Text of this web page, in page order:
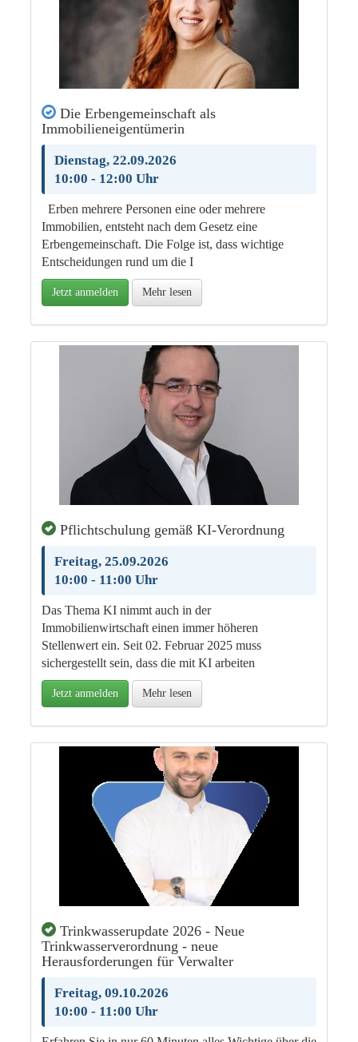
Die Erbengemeinschaft als
Immobilieneigentümerin
Dienstag, 22.09.2026
10:00 - 12:00 Uhr
Erben mehrere Personen eine oder mehrere
Immobilien, entsteht nach dem Gesetz eine
Erbengemeinschaft. Die Folge ist, dass wichtige
Entscheidungen rund um die I
Jetzt anmelden Mehr lesen
Pflichtschulung gemäß KI-Verordnung
Freitag, 25.09.2026
10:00 - 11:00 Uhr
Das Thema KI nimmt auch in der
Immobilienwirtschaft einen immer höheren
Stellenwert ein. Seit 02. Februar 2025 muss
sichergestellt sein, dass die mit KI arbeiten
Jetzt anmelden Mehr lesen
Trinkwasserupdate 2026 - Neue
Trinkwasserverordnung - neue
Herausforderungen für Verwalter
Freitag, 09.10.2026
10:00 - 11:00 Uhr